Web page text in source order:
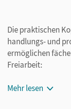
Die praktischen
handlungs- und
ermöglichen
Freiarbeit:
Mehr lesen